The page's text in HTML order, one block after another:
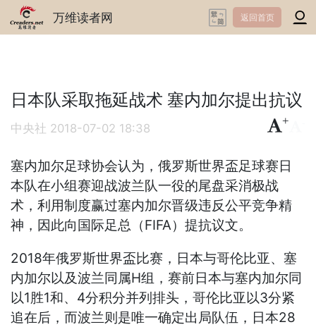
万维读者网 返回首页
日本队采取拖延战术 塞内加尔提出抗议
中央社 2018-07-02 18:38
+
塞内加尔足球协会认为，俄罗斯世界盃足球赛日
本队在小组赛迎战波兰队一役的尾盘采消极战
术，利用制度赢过塞内加尔晋级违反公平竞争精
神，因此向国际足总（FIFA）提抗议文。
2018年俄罗斯世界盃比赛，日本与哥伦比亚、塞
内加尔以及波兰同属H组，赛前日本与塞内加尔同
以1胜1和、4分积分并列排头，哥伦比亚以3分紧
追在后，而波兰则是唯一确定出局队伍，日本28